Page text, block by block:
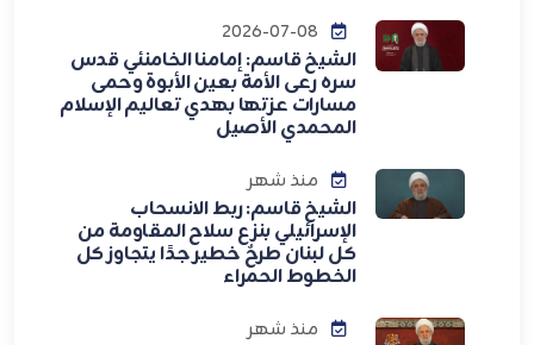
الشيخ قاسم: إمامنا الخامنئي قدس
سره رعى الأمة بعين الأبوة وحمى
مسارات عزتها بهدي تعاليم الإسلام
المحمدي الأصيل
منذ شهر
الشيخ قاسم: ربط الانسحاب
الإسرائيلي بنزع سلاح المقاومة من
كل لبنان طرحٌ خطير جدًا يتجاوز كل
الخطوط الحمراء
منذ شهر